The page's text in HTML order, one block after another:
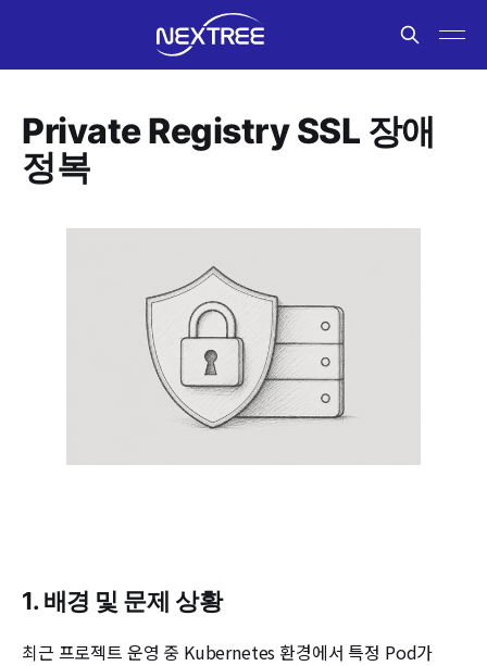
Private Registry SSL 장애
정복
1. 배경 및 문제 상황
최근 프로젝트 운영 중 Kubernetes 환경에서 특정 Pod가